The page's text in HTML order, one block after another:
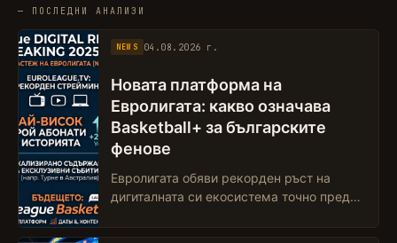
— ПОСЛЕДНИ АНАЛИЗИ
NEWS 04.08.2026 г.
Новата платформа на
Евролигата: какво означава
Basketball+ за българските
фенове
Евролигата обяви рекорден ръст на
дигиталната си екосистема точно преди
Euroleague Basketball+. Турнирът не